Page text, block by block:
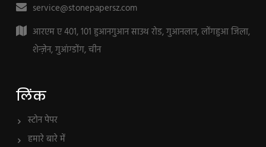
service@stonepapersz.com
आरएम ए 401, 101 हुआनगुआन साउथ रोड, गुआनलान, लोंगहुआ जिला,
शेन्ज़ेन, गुआंग्डोंग, चीन
लिंक
स्टोन पेपर
हमारे बारे में